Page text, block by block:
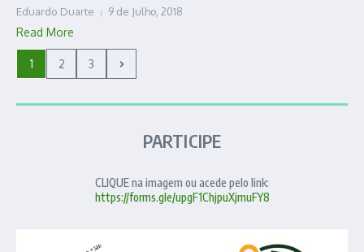
Eduardo Duarte 9 de Julho, 2018
Read More
1 2 3
PARTICIPE
CLIQUE na imagem ou acede pelo link:
https://forms.gle/upgF1ChjpuXjmuFY8